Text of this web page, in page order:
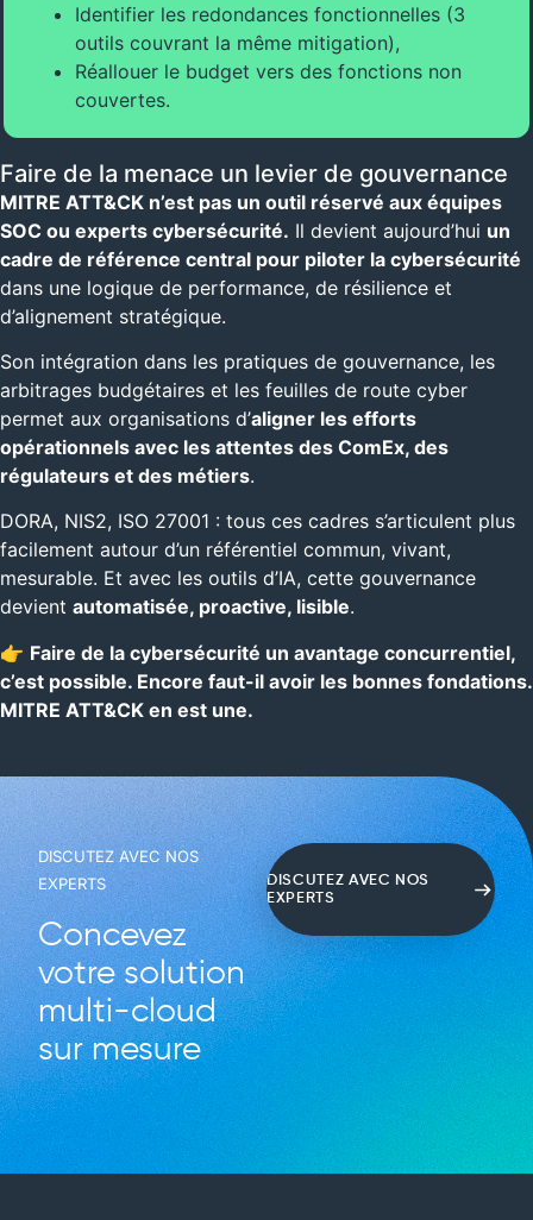
Identifier les redondances fonctionnelles (3
outils couvrant la même mitigation),
Réallouer le budget vers des fonctions non
couvertes.
Faire de la menace un levier de gouvernance
MITRE ATT&CK n’est pas un outil réservé aux équipes
SOC ou experts cybersécurité. Il devient aujourd’hui un
cadre de référence central pour piloter la cybersécurité
dans une logique de performance, de résilience et
d’alignement stratégique.
Son intégration dans les pratiques de gouvernance, les
arbitrages budgétaires et les feuilles de route cyber
permet aux organisations d’aligner les efforts
opérationnels avec les attentes des ComEx, des
régulateurs et des métiers.
DORA, NIS2, ISO 27001 : tous ces cadres s’articulent plus
facilement autour d’un référentiel commun, vivant,
mesurable. Et avec les outils d’IA, cette gouvernance
devient automatisée, proactive, lisible.
👉 Faire de la cybersécurité un avantage concurrentiel,
c’est possible. Encore faut-il avoir les bonnes fondations.
MITRE ATT&CK en est une.
DISCUTEZ AVEC NOS
EXPERTS
Concevez
votre solution
multi-cloud
sur mesure
DISCUTEZ AVEC NOS
EXPERTS